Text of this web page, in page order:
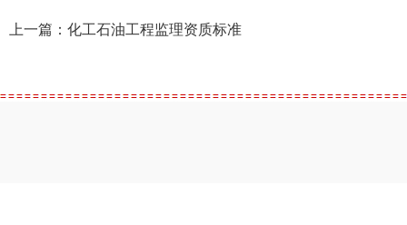
上一篇： 化工石油工程监理资质标准